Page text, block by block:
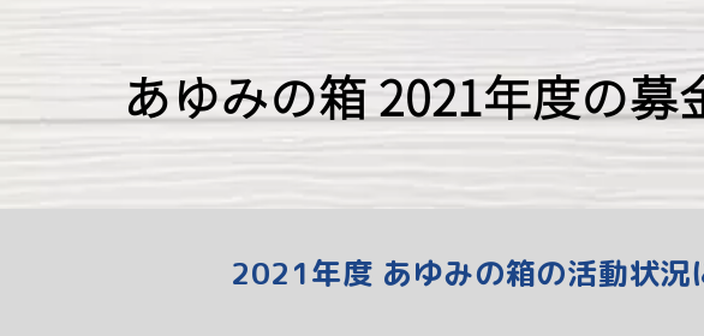
あゆみの箱 2021年度の募
2021年度 あゆみの箱の活動状況